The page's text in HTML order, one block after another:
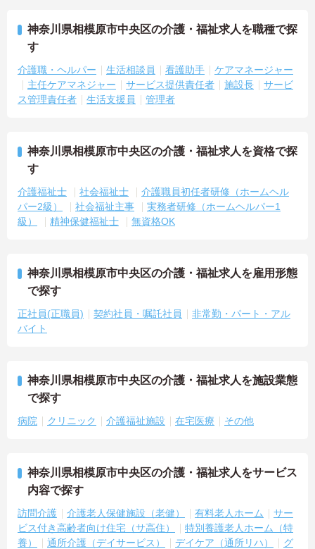
休暇制度を利用して私生活を大切にできます。
・65歳の定年後も70歳まで勤務可能な再雇用制度や退職金制度を設
れます。
【身だしなみの自由度が高く、自分らしいスタイルを尊重しながら
・自分らしさを維持しながら働ける柔軟な社内規定が整っているた
め、型にとらわれずストレスの少ない状態でご活躍いただけます。
神奈川県相模原市中央区の介護・福祉求人を職種で探
す
介護職・ヘルパー 生活相談員 看護助手
ケアマネージャー
主任ケアマネジャー
サービス提供責任者 施設長
サービ
ス管理責任者
生活支援員 管理者
神奈川県相模原市中央区の介護・福祉求人を資格で探
す
介護福祉士 社会福祉士
介護職員初任者研修（ホームヘル
パー2級）
社会福祉主事
実務者研修（ホームヘルパー1
級）
精神保健福祉士 無資格OK
神奈川県相模原市中央区の介護・福祉求人を雇用形態
で探す
正社員(正職員) 契約社員・嘱託社員
非常勤・パート・アル
バイト
神奈川県相模原市中央区の介護・福祉求人を施設業態
で探す
病院 クリニック 介護福祉施設 在宅医療 その他
神奈川県相模原市中央区の介護・福祉求人をサービス
内容で探す
訪問介護 介護老人保健施設（老健） 有料老人ホーム
サー
ビス付き高齢者向け住宅（サ高住）
特別養護老人ホーム（特
養）
通所介護（デイサービス） デイケア（通所リハ）
グ